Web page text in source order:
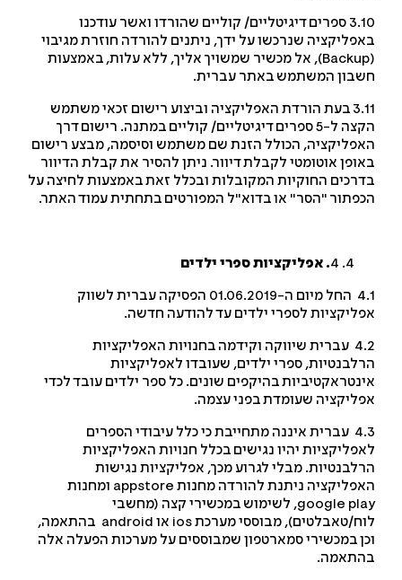
3.10 ספרים דיגיטליים/ קוליים שהורדו ואשר עודכנו
שנרכשו על ידך, ניתנים להורדה חוזרת מגיבוי
), אל מכשיר שמשויך אליך, ללא עלות, באמצעות
המשתמש באתר עברית.
3.11 בעת הורדת האפליקציה וביצוע רישום זכאי משתמש
הקצה ל-5 ספרים דיגיטליים/ קוליים במתנה. רישום דרך
הכולל הזנת שם משתמש וסיסמה, מבצע רישום
אוטומטי לקבלת דיוור. ניתן להסיר את קבלת הדיוור
החוקיות המקובלות ובכלל זאת באמצעות לחיצה על
"הסר" או בדוא"ל המפורטים בתחתית עמוד האתר.
. אפליקציות ספרי ילדים
4.1 החל מיום ה-01.06.2019 הפסיקה עברית לשווק
לספרי ילדים עד להודעה חדשה.
4.2 עברית שיווקה וקידמה בחנויות האפליקציות
ספרי ילדים, שעובדו לאפליקציות
בהיקפים שונים. כל ספר ילדים עובד לכדי
שעומדת בפני עצמה.
4.3 עברית איננה מתחייבת כי כלל עיבודי הספרים
יהיו נגישים בכלל חנויות האפליקציות
מבלי לגרוע מכך, אפליקציות נגישות
ניתנת להורדה מחנותappstoreומחנות
google, לשימוש במכשירי קצה (מחשבי
טאבלטים), מבוססי מערכתiosאוandroidבהתאמה,
במכשירי סמארטפון שמבוססים על מערכות הפעלה אלה